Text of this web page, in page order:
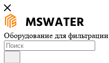
Оборудование для